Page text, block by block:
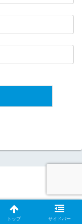
トップ サイドバー